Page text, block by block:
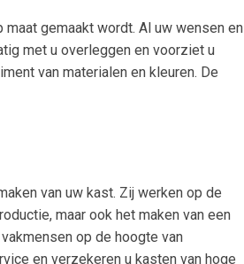
gemaakt wordt. Al uw wensen en
met u overleggen en voorziet u
van materialen en kleuren. De
van uw kast. Zij werken op de
maar ook het maken van een
op de hoogte van
en verzekeren u kasten van hoge